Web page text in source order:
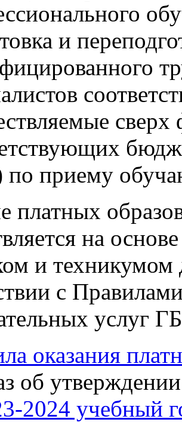
и
сверх
по приему
платных
на
и
с
оказания
об
2024 учебный